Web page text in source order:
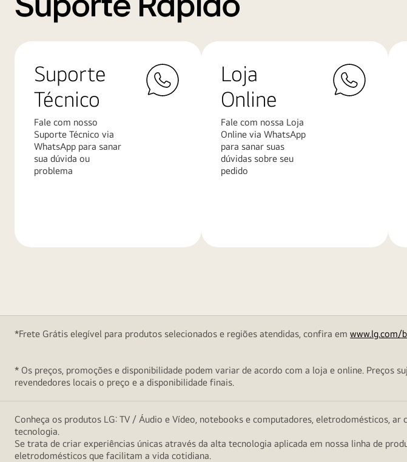
Suporte
Técnico
Fale com nosso
Suporte Técnico via
WhatsApp para sanar
sua dúvida ou
problema
Loja
Online
Fale com nossa Loja
Online via WhatsApp
para sanar suas
dúvidas sobre seu
pedido
*Frete Grátis elegível para produtos selecionados e regiões atendidas, confira em www.lg.com/
* Os preços, promoções e disponibilidade podem variar de acordo com a loja e online. Preços
revendedores locais o preço e a disponibilidade finais.
Conheça os produtos LG: TV / Áudio e Vídeo, notebooks e computadores, eletrodomésticos,
tecnologia.
Se trata de criar experiências únicas através da alta tecnologia aplicada em nossa linha de
eletrodomésticos que facilitam a vida cotidiana.